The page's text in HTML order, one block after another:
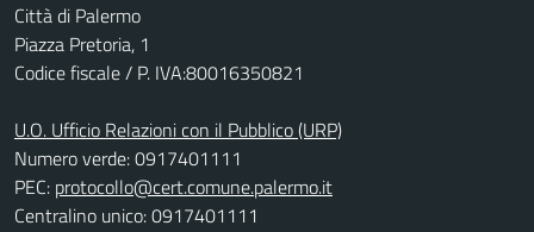
Città di Palermo
Piazza Pretoria, 1
Codice fiscale / P. IVA:80016350821
U.O. Ufficio Relazioni con il Pubblico (URP)
Numero verde: 0917401111
PEC: protocollo@cert.comune.palermo.it
Centralino unico: 0917401111